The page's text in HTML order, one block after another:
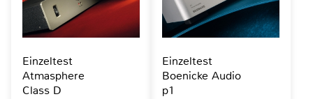
Einzeltest
Atmasphere
Class D
Einzeltest
Boenicke Audio
p1